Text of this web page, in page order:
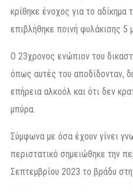
κρίθηκε ένοχος για το
επιβλήθηκε ποινή φυλάκισης 5
Ο 23χρονος ενώπιον του
όπως αυτές του αποδίδονταν,
επήρεια αλκοόλ και ότι δεν
μπύρα.
Σύμφωνα με όσα έχουν γίνει
περιστατικό σημειώθηκε την
Σεπτεμβρίου 2023 το βράδυ